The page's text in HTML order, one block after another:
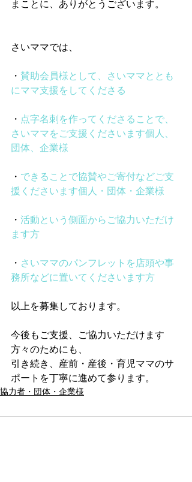
まことに、ありがとうございます。
さいママでは、
・ 賛助会員様として、さいママととも
にママ支援をしてくださる
・ 点字名刺を作ってくださることで、
さいママをご支援くださいます個人、
団体、企業様
・ できることで協賛やご寄付などご支
援くださいます個人・団体・企業様
・ 活動という側面からご協力いただけ
ます方
・ さいママのパンフレットを店頭や事
務所などに置いてくださいます方
以上を募集しております。
今後もご支援、ご協力いただけます
方々のためにも、
引き続き、産前・産後・育児ママのサ
ポートを丁寧に進めて参ります。
協力者・団体・企業様